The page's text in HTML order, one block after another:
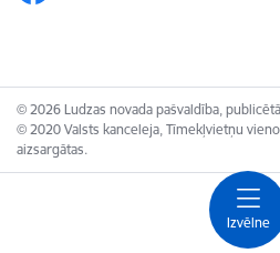
Izvēlne
© 2026 Ludzas novada pašvaldība,
© 2020 Valsts kanceleja, Tīmekļvietņu
aizsargātas.